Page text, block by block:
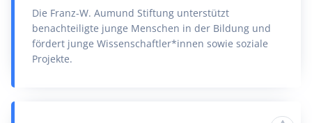
Die Franz-W. Aumund Stiftung unterstützt
benachteiligte junge Menschen in der Bildung und
fördert junge Wissenschaftler*innen sowie soziale
Projekte.